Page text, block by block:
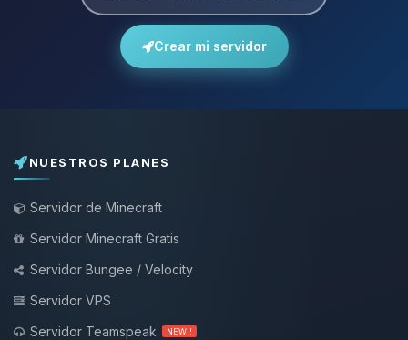
Crear mi servidor
NUESTROS PLANES
Servidor de Minecraft
Servidor Minecraft Gratis
Servidor Bungee / Velocity
Servidor VPS
Servidor Teamspeak
NEW !